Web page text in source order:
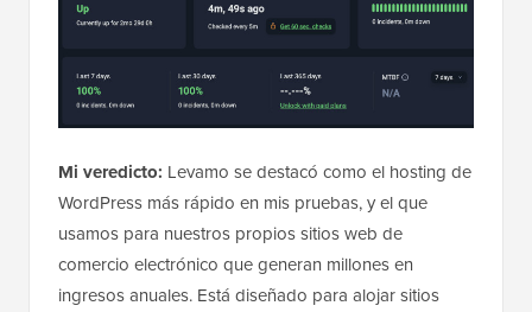
Mi veredicto: Levamo se destacó como el hosting de
WordPress más rápido en mis pruebas, y el que
usamos para nuestros propios sitios web de
comercio electrónico que generan millones en
ingresos anuales. Está diseñado para alojar sitios